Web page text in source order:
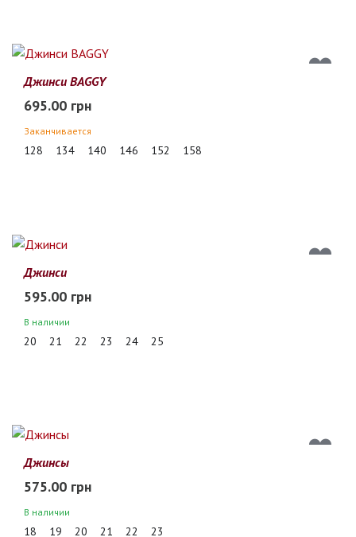
Джинси BAGGY
695.00 грн
Заканчивается
128 134 140 146 152 158
Джинси
595.00 грн
В наличии
20 21 22 23 24 25
Джинсы
575.00 грн
В наличии
18 19 20 21 22 23